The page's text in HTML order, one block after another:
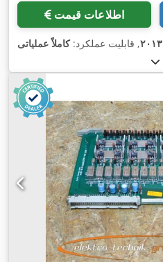
اطلاعات قیمت
۲۰۱۳, قابلیت عملکرد:کاملاً عملیاتی